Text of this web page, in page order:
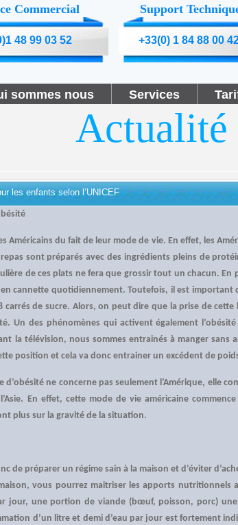
48 99 03 52
Commercial
+33(0) 1 84 88 00
Support
sommes nous Services
Actualité
les enfants selon l’UNICEF
Américains du fait de leur mode de vie. En effet, les
sont préparés avec des ingrédients pleins de
de ces plats ne fera que grossir tout un chacun. En
cannette quotidiennement. Toutefois, il est important
carrés de sucre. Alors, on peut dire que la prise de
Un des phénomènes qui activent également
la télévision, nous sommes entrainés à manger sans
position et cela va donc entrainer un excédent de
ne concerne pas seulement l’Amérique, elle
En effet, cette mode de vie américaine
plus sur la gravité de la situation.
de préparer un régime sain à la maison et d’éviter
vous pourrez maitriser les apports nutritionnels
jour, une portion de viande (bœuf, poisson, porc)
d’un litre et demi d’eau par jour est fortement